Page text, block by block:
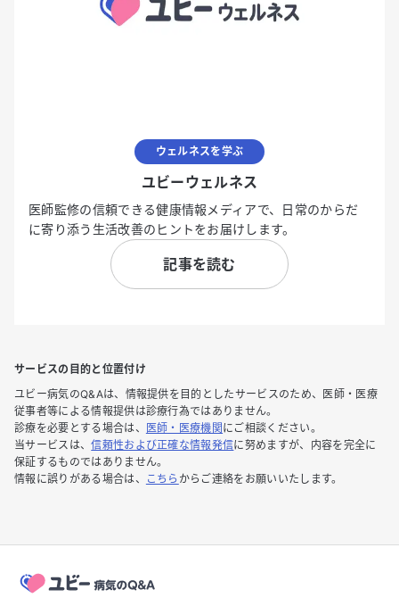
ウェルネスを学ぶ
ユビーウェルネス
医師監修の信頼できる健康情報メディアで、日常のからだ
に寄り添う生活改善のヒントをお届けします。
記事を読む
サービスの目的と位置付け
ユビー病気のQ&Aは、情報提供を目的としたサービスのため、医師・医療
従事者等による情報提供は診療行為ではありません。
診療を必要とする場合は、
医師・医療機関 にご相談ください。
当サービスは、信頼性および正確な情報発信に努めますが、内容を完全に
保証するものではありません。
情報に誤りがある場合は、
こちら からご連絡をお願いいたします。